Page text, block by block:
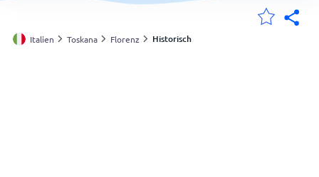
Deutschland
Italien Toskana Florenz Historisch